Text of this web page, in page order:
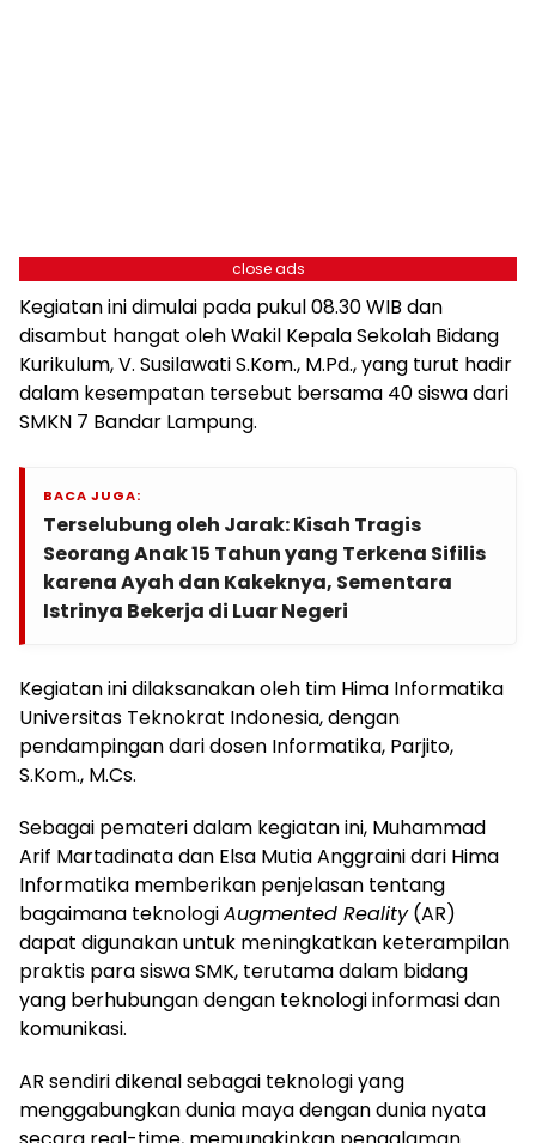
close ads
Kegiatan ini dimulai pada pukul 08.30 WIB dan
disambut hangat oleh Wakil Kepala Sekolah Bidang
Kurikulum, V. Susilawati S.Kom., M.Pd., yang turut hadir
dalam kesempatan tersebut bersama 40 siswa dari
SMKN 7 Bandar Lampung.
BACA JUGA:
Terselubung oleh Jarak: Kisah Tragis
Seorang Anak 15 Tahun yang Terkena Sifilis
karena Ayah dan Kakeknya, Sementara
Istrinya Bekerja di Luar Negeri
Kegiatan ini dilaksanakan oleh tim Hima Informatika
Universitas Teknokrat Indonesia, dengan
pendampingan dari dosen Informatika, Parjito,
S.Kom., M.Cs.
Sebagai pemateri dalam kegiatan ini, Muhammad
Arif Martadinata dan Elsa Mutia Anggraini dari Hima
Informatika memberikan penjelasan tentang
bagaimana teknologiAugmented Reality(AR)
dapat digunakan untuk meningkatkan keterampilan
praktis para siswa SMK, terutama dalam bidang
yang berhubungan dengan teknologi informasi dan
komunikasi.
AR sendiri dikenal sebagai teknologi yang
menggabungkan dunia maya dengan dunia nyata